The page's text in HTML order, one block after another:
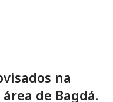
na
de Bagdá.